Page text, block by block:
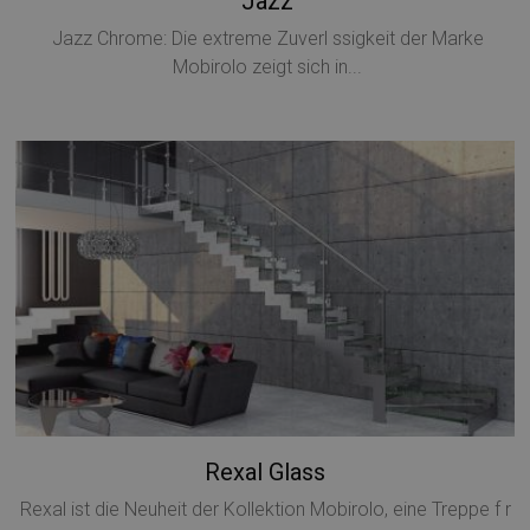
Jazz Chrome: Die extreme Zuverl ssigkeit der Marke
Mobirolo zeigt sich in...
Rexal Glass
Rexal ist die Neuheit der Kollektion Mobirolo, eine Treppe f r
CookieScriptConsent
www.mobirolo.com
settimane
VISITOR_PRIVACY_METADATA
YouTube